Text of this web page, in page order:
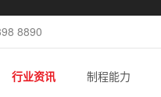
8890
行业资讯 制程能力